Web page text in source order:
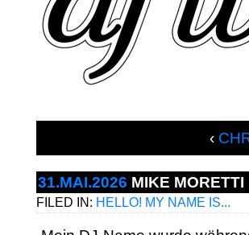
‹
31.MAI.2026 MIKE MORETTI
FILED IN: HELLO! MY NAME IS...